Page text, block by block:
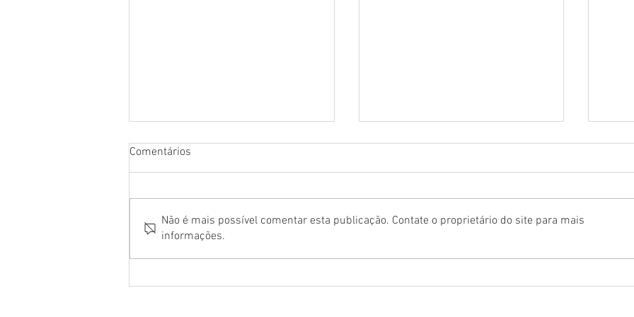
Edições Sesc São Paulo
insurreição na garganta
Padre Marcelo Rossi lança
Comentários
Não é mais possível comentar esta publicação. Contate o proprietário do site para mais
informações.